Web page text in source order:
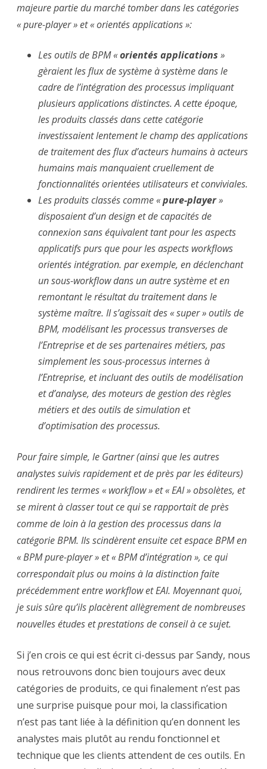
majeure partie du marché tomber dans les catégories
« pure-player » et « orientés applications »:
Les outils de BPM «orientés applications »
gèraient les flux de système à système dans le
cadre de l’intégration des processus impliquant
plusieurs applications distinctes. A cette époque,
les produits classés dans cette catégorie
investissaient lentement le champ des applications
de traitement des flux d’acteurs humains à acteurs
humains mais manquaient cruellement de
fonctionnalités orientées utilisateurs et conviviales.
Les produits classés comme «pure-player»
disposaient d’un design et de capacités de
connexion sans équivalent tant pour les aspects
applicatifs purs que pour les aspects workflows
orientés intégration. par exemple, en déclenchant
un sous-workflow dans un autre système et en
remontant le résultat du traitement dans le
système maître. Il s’agissait des « super » outils de
BPM, modélisant les processus transverses de
l’Entreprise et de ses partenaires métiers, pas
simplement les sous-processus internes à
l’Entreprise, et incluant des outils de modélisation
et d’analyse, des moteurs de gestion des règles
métiers et des outils de simulation et
d’optimisation des processus.
Pour faire simple, le Gartner (ainsi que les autres
analystes suivis rapidement et de près par les éditeurs)
rendirent les termes « workflow » et « EAI » obsolètes, et
se mirent à classer tout ce qui se rapportait de près
comme de loin à la gestion des processus dans la
catégorie BPM. Ils scindèrent ensuite cet espace BPM en
« BPM pure-player » et « BPM d’intégration », ce qui
correspondait plus ou moins à la distinction faite
précédemment entre workflow et EAI. Moyennant quoi,
je suis sûre qu’ils placèrent allègrement de nombreuses
nouvelles études et prestations de conseil à ce sujet.
Si j’en crois ce qui est écrit ci-dessus par Sandy, nous
nous retrouvons donc bien toujours avec deux
catégories de produits, ce qui finalement n’est pas
une surprise puisque pour moi, la classification
n’est pas tant liée à la définition qu’en donnent les
analystes mais plutôt au rendu fonctionnel et
technique que les clients attendent de ces outils. En